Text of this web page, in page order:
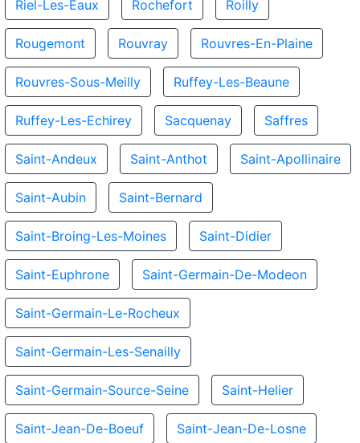
Riel-Les-Eaux Rochefort Roilly
Rougemont Rouvray Rouvres-En-Plaine
Rouvres-Sous-Meilly Ruffey-Les-Beaune
Ruffey-Les-Echirey Sacquenay Saffres
Saint-Andeux Saint-Anthot Saint-Apollinaire
Saint-Aubin Saint-Bernard
Saint-Broing-Les-Moines Saint-Didier
Saint-Euphrone Saint-Germain-De-Modeon
Saint-Germain-Le-Rocheux
Saint-Germain-Les-Senailly
Saint-Germain-Source-Seine Saint-Helier
Saint-Jean-De-Boeuf Saint-Jean-De-Losne